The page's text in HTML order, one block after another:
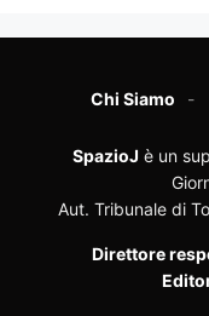
Chi Siamo
SpazioJ è un
Aut. Tribunale di
Direttore